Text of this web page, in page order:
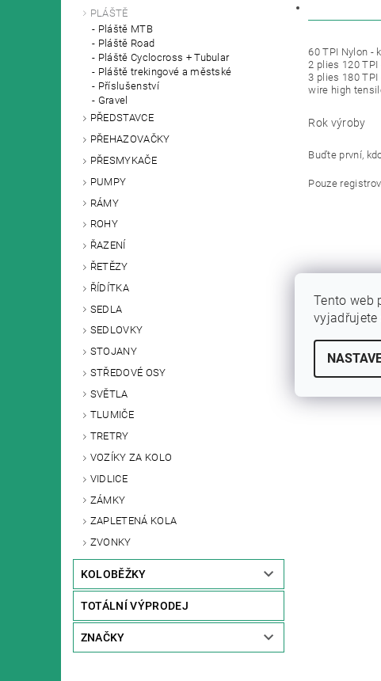
PLÁŠTĚ
Pláště MTB
Pláště Road
Pláště Cyclocross + Tubular
Pláště trekingové a městské
Příslušenství
Gravel
PŘEDSTAVCE
PŘEHAZOVAČKY
PŘESMYKAČE
PUMPY
RÁMY
ROHY
ŘAZENÍ
ŘETĚZY
ŘÍDÍTKA
SEDLA
SEDLOVKY
STOJANY
STŘEDOVÉ OSY
SVĚTLA
TLUMIČE
TRETRY
VOZÍKY ZA KOLO
VIDLICE
ZÁMKY
ZAPLETENÁ KOLA
ZVONKY
KOLOBĚŽKY
TOTÁLNÍ VÝPRODEJ
ZNAČKY
60 TPI Nylon -
2 plies 120
3 plies 180
wire high
Rok výroby
Buďte první,
Pouze
Tento web